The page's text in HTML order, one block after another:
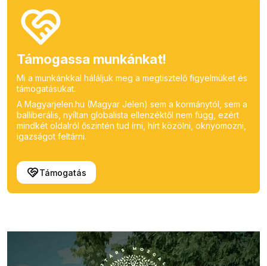
Támogassa munkánkat!
Mi a munkánkkal háláljuk meg a megtisztelő figyelmüket és
támogatásukat.
A Magyarjelen.hu (Magyar Jelen) sem a kormánytól, sem a
balliberális, nyíltan globalista ellenzéktől nem függ, ezért
mindkét oldalról őszintén tud írni, hírt közölni, oknyomozni,
igazságot feltárni.
Támogatás